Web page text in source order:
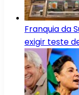
Franquia da
exigir teste